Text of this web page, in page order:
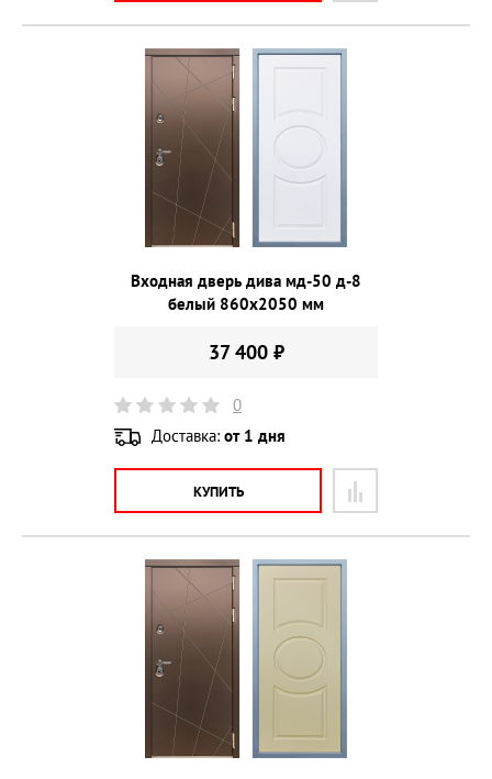
Входная дверь дива мд-50 д-8
белый 860х2050 мм
37 400 ₽
0
Доставка: от 1 дня
КУПИТЬ